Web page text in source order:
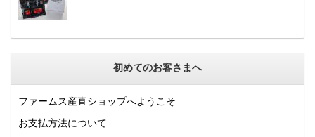
初めてのお客さまへ
ファームス産直ショップへようこそ
お支払方法について